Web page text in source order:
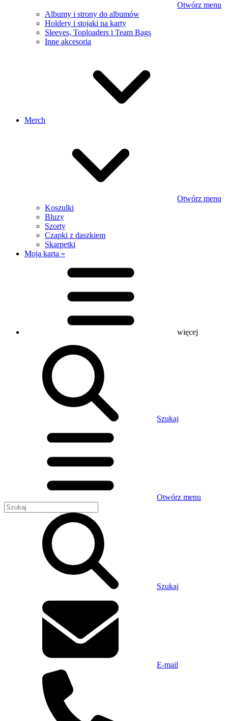
Otwórz menu
Albumy i strony do albumów
Holdery i stojaki na karty
Sleeves, Toploaders i Team Bags
Inne akcesoria
Merch
Otwórz menu
Koszulki
Bluzy
Szorty
Czapki z daszkiem
Skarpetki
Moja karta »
więcej
Szukaj
Otwórz menu
Szukaj
E-mail